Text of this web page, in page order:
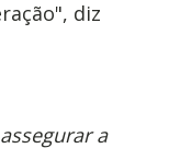
diz
a